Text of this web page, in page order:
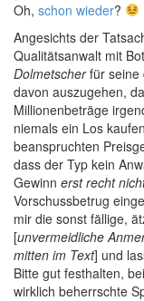
Oh, schon wieder?
Angesichts der
Qualitätsanwalt mit
Dolmetscherfür seine
davon auszugehen,
Millionenbeträge
niemals ein Los
beanspruchten
dass der Typ kein
Gewinn erst recht
Vorschussbetrug
mir die sonst fällige,
[unvermeidliche
mitten im Text] und
Bitte gut festhalten,
wirklich beherrschte